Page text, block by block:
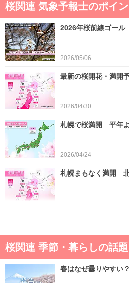
桜関連 気象予報士のポイ
2026年桜前線ゴー
2026/05/06
最新の桜開花・満
2026/04/30
札幌で桜満開 平年
2026/04/24
札幌まもなく満開
ゴールデンウィー
2026/04/21
桜関連 季節・暮らしの話題
春はなぜ曇りやすい